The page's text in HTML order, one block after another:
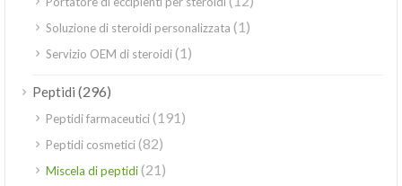
Soluzione di steroidi personalizzata (1)
Servizio OEM di steroidi(1)
Peptidi (296)
Peptidi farmaceutici(191)
Peptidi cosmetici(82)
Miscela di peptidi(21)